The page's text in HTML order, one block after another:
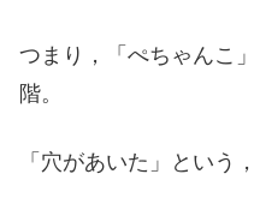
つまり，「ぺちゃんこ
階。
「穴があいた」という